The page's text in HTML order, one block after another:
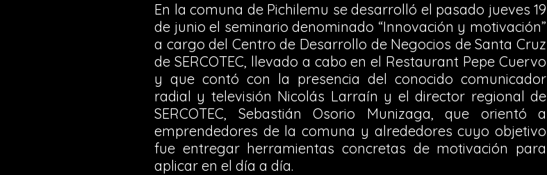
En la comuna de Pichilemu se desarrolló el pasado jueves 19
de junio el seminario denominado “Innovación y motivación”
a cargo del Centro de Desarrollo de Negocios de Santa Cruz
de SERCOTEC, llevado a cabo en el Restaurant Pepe Cuervo
y que contó con la presencia del conocido comunicador
radial y televisión Nicolás Larraín y el director regional de
SERCOTEC, Sebastián Osorio Munizaga, que orientó a
emprendedores de la comuna y alrededores cuyo objetivo
fue entregar herramientas concretas de motivación para
aplicar en el día a día.